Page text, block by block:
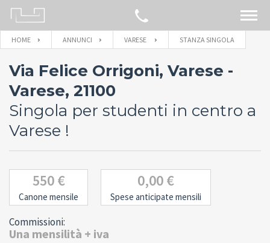
CERCA SULLA MAPPA
IMMOBILI
BLOG
CONTATTACI
HOME ANNUNCI VARESE STANZA SINGOLA
Via Felice Orrigoni, Varese -
Varese, 21100
Singola per studenti in centro a
Varese !
550 €
Canone mensile
0,00 €
Spese anticipate mensili
Commissioni:
Una mensilità + iva